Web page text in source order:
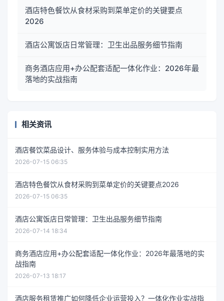
酒店特色餐饮从食材采购到菜单定价的关键要点
2026
酒店公寓饭店日常管理：卫生出品服务细节指南
商务酒店应用+办公配套适配一体化作业：2026年最
落地的实战指南
相关资讯
酒店餐饮菜品设计、服务体验与成本控制实用方法
2026-07-15 06:35
酒店特色餐饮从食材采购到菜单定价的关键要点2026
2026-07-15 06:35
酒店公寓饭店日常管理：卫生出品服务细节指南
2026-07-14 18:34
商务酒店应用+办公配套适配一体化作业：2026年最落地的实
战指南
2026-07-13 18:17
酒店服务租赁推广如何降低企业运营投入？一体化作业实战指